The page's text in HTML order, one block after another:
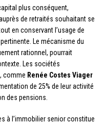
plus conséquent,
de retraités souhaitant se
en conservant l’usage de
Le mécanisme du
rationnel, pourrait
Les sociétés
comme Renée Costes Viager
de 25% de leur activité
des pensions.
à l’immobilier senior constitue